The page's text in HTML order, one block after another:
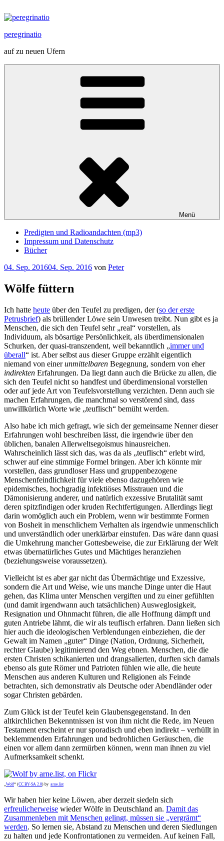
Inhalt
peregrinatio
auf zu neuen Ufern
Menü
Predigten und Radioandachten (mp3)
Impressum und Datenschutz
Bücher
Veröffentlicht
04. Sep. 201604. Sep. 2016 von Peter
Wölfe füttern
Ich hatte heute über den Teufel zu predigen, der (so der erste
Petrusbrief) als brüllender Löwe sein Unwesen treibt. Nun gibt es ja
Menschen, die sich den Teufel sehr „real“ vorstellen, als
Individuum, als bösartige Persönlichkeit, als überdimensionalen
Schurken, der quasi-transzendent, weil bekanntlich „immer und
überall“ ist. Aber selbst aus dieser Gruppe erzählt eigentlich
niemand von einerunmittelbaren Begegnung, sondern von eher
indirekten Erfahrungen. Da liegt dann auch die Brücke zu allen, die
sich den Teufel nicht so handfest und überdimensional vorstellen
oder auf jede Art von Teufelsvorstellung verzichten. Denn auch sie
machen Erfahrungen, die manchmal so verstörend sind, dass
unwillkürlich Worte wie „teuflisch“ bemüht werden.
Also habe ich mich gefragt, wie sich der gemeinsame Nenner dieser
Erfahrungen wohl beschreiben lässt, die irgendwie über den
üblichen, banalen Allerweltsegoismus hinausreichen.
Wahrscheinlich lässt sich das, was da als „teuflisch“ erlebt wird,
schwer auf eine stimmige Formel bringen. Aber ich könnte mir
vorstellen, dass grundloser Hass und gruppenbezogene
Menschenfeindlichkeit für viele ebenso dazugehören wie
epidemisches, hochgradig infektiöses Misstrauen und die
Dämonisierung anderer, und natürlich exzessive Brutalität samt
deren spitzfindigen oder kruden Rechtfertigungen. Allerdings liegt
darin womöglich auch ein Problem, wenn wir bestimmte Formen
von Bosheit in menschlichem Verhalten als irgendwie unmenschlich
und unverständlich oder unerklärbar einstufen. Das wäre dann quasi
die Umkehrung mancher Gottesbeweise, die zur Erklärung der Welt
etwas übernatürliches Gutes und Mächtiges heranziehen
(beziehungsweise voraussetzen).
Vielleicht ist es aber gar nicht das Übermächtige und Exzessive,
sondern die Art und Weise, wie uns manche Dinge unter die Haut
gehen, das Klima unter Menschen vergiften und zu einer gefühlten
(und damit irgendwann auch tatsächlichen) Ausweglosigkeit,
Resignation und Ohnmacht führen, die alle Hoffnung dämpft und
guten Antriebe lähmt, die wir als teuflisch erfahren. Dann ließen sich
hier auch die ideologischen Verblendungen einbeziehen, die der
Gewalt im Namen „guter“ Dinge (Nation, Ordnung, Sicherheit,
rechter Glaube) legitimierend den Weg ebnen. Menschen, die die
ersten Christen schikanierten und drangsalierten, durften sich damals
ebenso als gute Römer und Patrioten fühlen wie alle, die heute
Menschen aus anderen Kulturen und Religionen als Feinde
betrachten, sich demonstrativ als Deutsche oder Abendländer oder
sogar Christen gebärden.
Zum Glück ist der Teufel kein Glaubensgegenstand. In den
altkirchlichen Bekenntnissen ist von ihm nicht die Rede, im Neuen
Testament erscheint er nur sporadisch und eben indirekt – verhüllt in
beklemmenden Erfahrungen und bedrohlichen Geräuschen, die
einen vor allem dann zermürben können, wenn man ihnen zu viel
Aufmerksamkeit schenkt.
„Wolf“ (CC BY-SA 2.0) by arne.list
Wir haben hier keine Löwen, aber derzeit siedeln sich
erfreulicherweise wieder Wölfe in Deutschland an. Damit das
Zusammenleben mit Menschen gelingt, müssen sie „vergrämt“
werden. So lernen sie, Abstand zu Menschen und deren Siedlungen
zu halten und jede Konfrontationen zu vermeiden. Auf keinen Fall,